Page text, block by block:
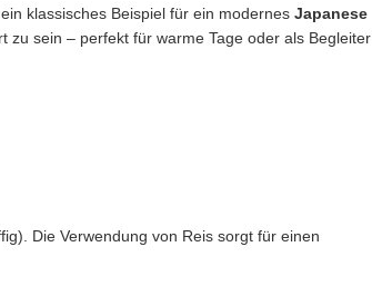
klassisches Beispiel für ein modernes Japanese
zu sein – perfekt für warme Tage oder als Begleiter
Die Verwendung von Reis sorgt für einen